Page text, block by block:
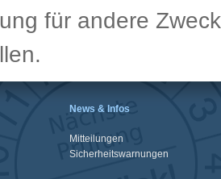
für andere
News & Infos
Mitteilungen
Sicherheitswarnungen